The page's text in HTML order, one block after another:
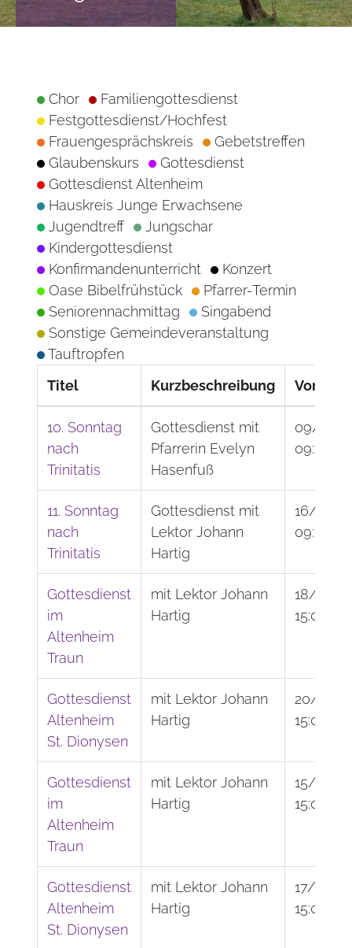
Chor
Familiengottesdienst
Festgottesdienst/Hochfest
Frauengesprächskreis
Gebetstreffen
Glaubenskurs
Gottesdienst
Gottesdienst Altenheim
Hauskreis Junge Erwachsene
Jugendtreff
Jungschar
Kindergottesdienst
Konfirmandenunterricht
Konzert
Oase Bibelfrühstück
Pfarrer-Termin
Seniorennachmittag
Singabend
Sonstige Gemeindeveranstaltung
Tauftropfen
Titel
Kurzbeschreibung Von
10. Sonntag
nach
Trinitatis
Gottesdienst mit
Pfarrerin Evelyn
Hasenfuß
09/08/
09:00
11. Sonntag
nach
Trinitatis
Gottesdienst mit
Lektor Johann
Hartig
16/08/
09:00
Gottesdienst
im
Altenheim
Traun
mit Lektor Johann
Hartig
18/08/
15:00
Gottesdienst
Altenheim
St. Dionysen
mit Lektor Johann
Hartig
20/08/
15:00
Gottesdienst
im
Altenheim
Traun
mit Lektor Johann
Hartig
15/09/
15:00
Gottesdienst
Altenheim
St. Dionysen
mit Lektor Johann
Hartig
17/09/
15:00